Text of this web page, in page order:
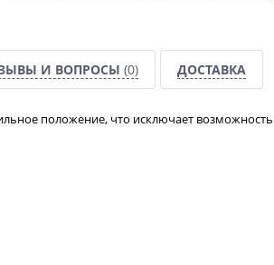
И ВОПРОСЫ (0) ДОСТАВКА
положение, что исключает